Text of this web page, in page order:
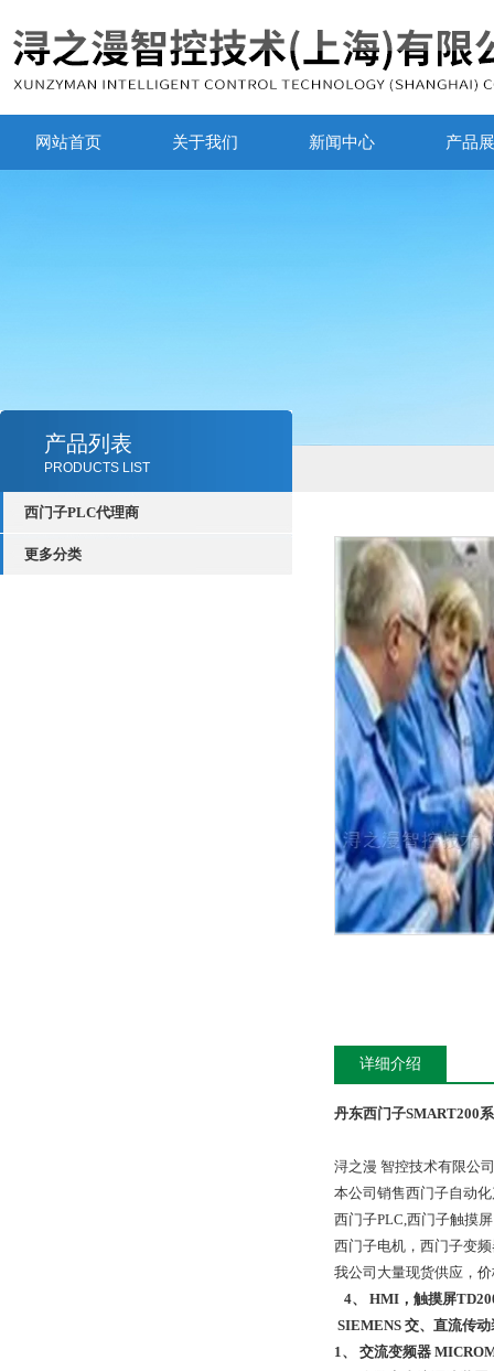
网站首页 关于我们 新闻中心 产品
产品列表
PRODUCTS LIST
西门子PLC代理商
更多分类
详细介绍
丹东西门子SMART200
浔之漫 智控技术有限公
本公司销售西门子自动
西门子PLC,西门子触摸
西门子电机，西门子变
我公司大量现货供应，
4、 HMI，触摸屏
SIEMENS 交、直流传动
1、 交流变频器